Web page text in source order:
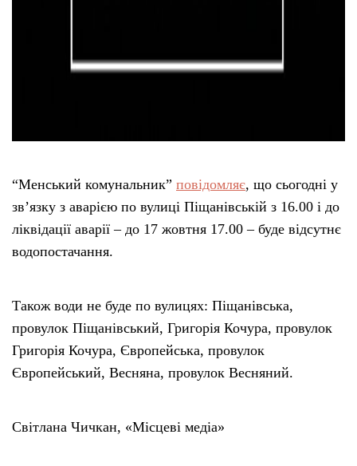
“Менський комунальник” повідомляє, що сьогодні у
зв’язку з аварією по вулиці Піщанівській з 16.00 і до
ліквідації аварії – до 17 жовтня 17.00 – буде відсутнє
водопостачання.
Також води не буде по вулицях: Піщанівська,
провулок Піщанівський, Григорія Кочура, провулок
Григорія Кочура, Європейська, провулок
Європейський, Весняна, провулок Весняний.
Світлана Чичкан, «Місцеві медіа»